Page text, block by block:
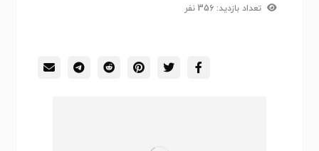
تعداد بازدید: 356 نفر